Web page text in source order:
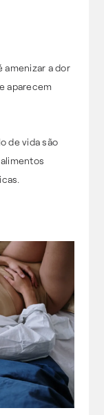
amenizar a dor
aparecem
de vida são